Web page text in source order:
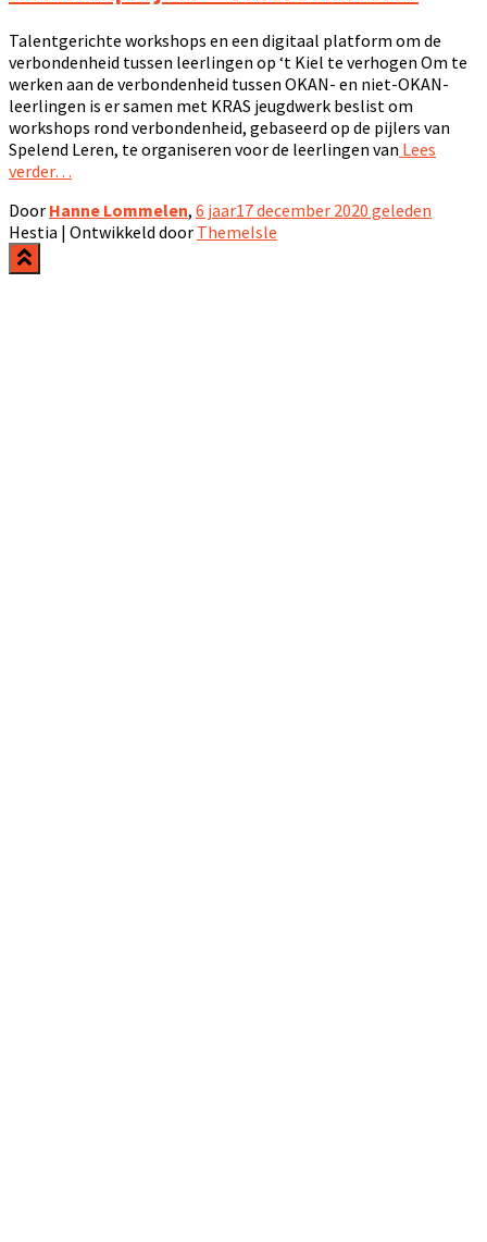
Talentgerichte workshops en een digitaal platform om de
verbondenheid tussen leerlingen op ‘t Kiel te verhogen Om te
werken aan de verbondenheid tussen OKAN- en niet-OKAN-
leerlingen is er samen met KRAS jeugdwerk beslist om
workshops rond verbondenheid, gebaseerd op de pijlers van
Spelend Leren, te organiseren voor de leerlingen van Lees
verder…
Door Hanne Lommelen, 6 jaar17 december 2020 geleden
Hestia | Ontwikkeld door ThemeIsle